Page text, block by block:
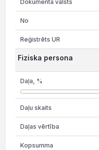
Fiziska persona